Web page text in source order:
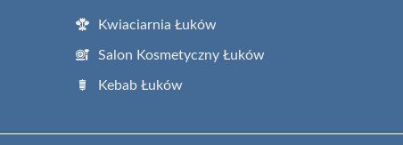
Kwiaciarnia Łuków
Salon Kosmetyczny Łuków
Kebab Łuków